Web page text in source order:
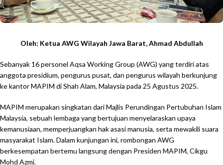
Oleh: Ketua AWG Wilayah Jawa Barat, Ahmad Abdullah
Sebanyak 16 personel Aqsa Working Group (AWG) yang terdiri atas
anggota presidium, pengurus pusat, dan pengurus wilayah berkunjung
ke kantor MAPIM di Shah Alam, Malaysia pada 25 Agustus 2025.
MAPIM merupakan singkatan dari Majlis Perundingan Pertubuhan Islam
Malaysia, sebuah lembaga yang bertujuan menyelaraskan upaya
kemanusiaan, memperjuangkan hak asasi manusia, serta mewakili suara
masyarakat Islam. Dalam kunjungan ini, rombongan AWG
berkesempatan bertemu langsung dengan Presiden MAPIM, Cikgu
Mohd Azmi.